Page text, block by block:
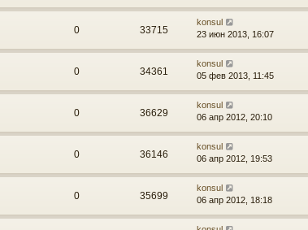
0 33715
konsul
23 июн 2013, 16:07
0 34361
konsul
05 фев 2013, 11:45
0 36629
konsul
06 апр 2012, 20:10
0 36146
konsul
06 апр 2012, 19:53
0 35699
konsul
06 апр 2012, 18:18